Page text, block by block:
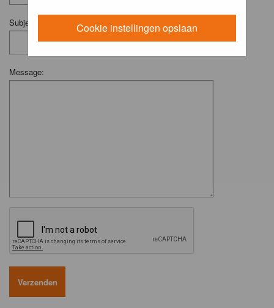
Cookie instellingen opslaan
Subject:
Message: